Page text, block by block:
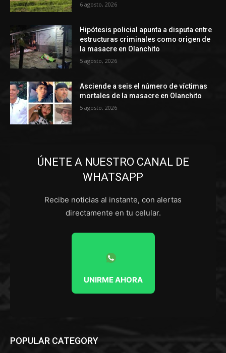
6 agosto, 2026
Hipótesis policial apunta a disputa entre
estructuras criminales como origen de
la masacre en Olanchito
5 agosto, 2026
Asciende a seis el número de víctimas
mortales de la masacre en Olanchito
5 agosto, 2026
ÚNETE A NUESTRO CANAL DE
WHATSAPP
Recibe noticias al instante, con alertas
directamente en tu celular.
UNIRME AHORA
POPULAR CATEGORY